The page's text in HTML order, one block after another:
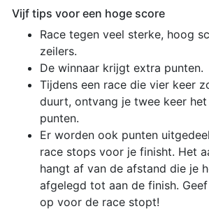
Vijf tips voor een hoge score
Race tegen veel sterke, hoog
zeilers.
De winnaar krijgt extra punten.
Tijdens een race die vier keer
duurt, ontvang je twee keer
punten.
Er worden ook punten
race stops voor je finisht. Het
hangt af van de afstand die je
afgelegd tot aan de finish.
op voor de race stopt!